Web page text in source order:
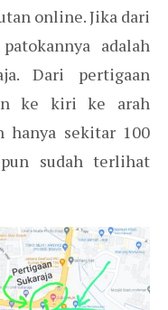
online. Jika dari
adalah
Dari pertigaan
ke kiri ke arah
hanya sekitar 100
sudah terlihat